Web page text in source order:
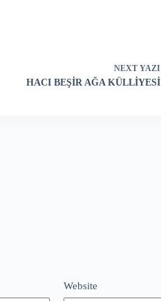
NEXT YAZI
HACI BEŞİR AĞA KÜLLİYESİ
Website